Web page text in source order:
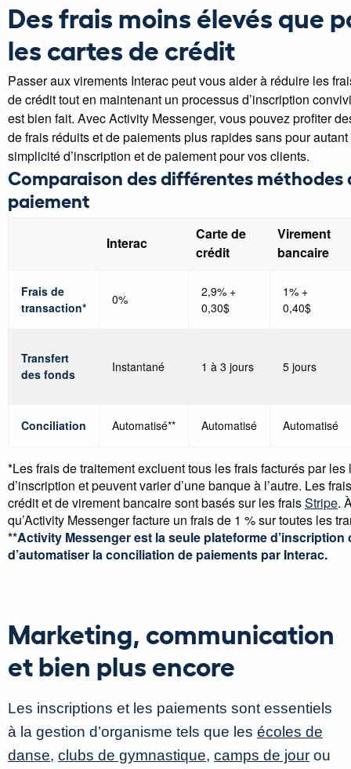
Des frais moins élevés que
les cartes de crédit
Passer aux virements Interac peut vous aider à réduire les
de crédit tout en maintenant un processus d’inscription
est bien fait. Avec Activity Messenger, vous pouvez profiter
de frais réduits et de paiements plus rapides sans pour
simplicité d’inscription et de paiement pour vos clients.
Comparaison des différentes méthodes
paiement
Interac
Carte de
crédit
Virement
bancaire
Frais de
transaction*
0%
2,9% +
0,30$
1% +
0,40$
Transfert
des fonds
Instantané 1 à 3 jours 5 jours
Conciliation Automatisé** Automatisé Automatisé
*Les frais de traitement excluent tous les frais facturés par
d’inscription et peuvent varier d’une banque à l’autre. Les
crédit et de virement bancaire sont basés sur les fraisStripe.
qu’Activity Messenger facture un frais de 1 % sur toutes les
**Activity Messenger est la seule plateforme d’inscription
d’automatiser la conciliation de paiements par Interac.
Marketing, communication
et bien plus encore
Les inscriptions et les paiements sont essentiels
à la gestion d’organisme tels que les écoles de
danse, clubs de gymnastique, camps de jour ou